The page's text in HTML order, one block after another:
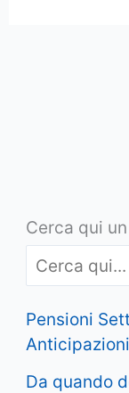
Cerca qui
Pensioni
Da quando